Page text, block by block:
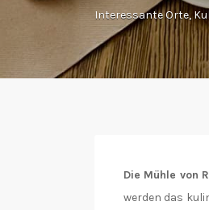
Interessante Orte,
Die Mühle von
werden das